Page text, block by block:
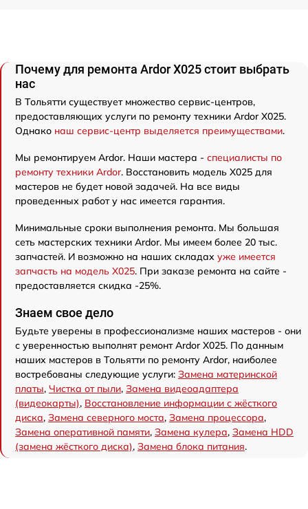
Почему для ремонта Ardor X025 стоит выбрать
нас
В Тольятти существует множество сервис-центров,
предоставляющих услуги по ремонту техники Ardor X025.
Однако наш сервис-центр выделяется преимуществами.
Мы ремонтируем Ardor. Наши мастера - специалисты по
ремонту техники Ardor. Восстановить модель X025 для
мастеров не будет новой задачей. На все виды
проведенных работ у нас имеется гарантия.
Минимальные сроки выполнения ремонта. Мы большая
сеть мастерских техники Ardor. Мы имеем более 20 тыс.
запчастей. И возможно на наших складах уже имеется
запчасть на модель X025. При заказе ремонта на сайте -
предоставляется скидка -25%.
Знаем свое дело
Будьте уверены в профессионализме наших мастеров - они
с уверенностью выполнят ремонт Ardor X025. По данным
наших мастеров в Тольятти по ремонту Ardor, наиболее
востребованы следующие услуги: Замена материнской
платы, Чистка от пыли, Замена видеоадаптера
(видеокарты), Восстановление информации с жёсткого
диска, Замена северного моста, Замена процессора,
Замена оперативной памяти, Замена кулера, Замена HDD
(замена жёсткого диска), Замена блока питания.